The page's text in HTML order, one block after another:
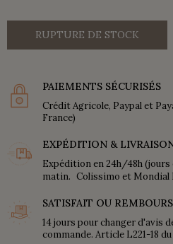
RUPTURE DE STOCK
PAIEMENTS SÉCURISÉS
Crédit Agricole, Paypal et
France)
EXPÉDITION &
Expédition en 24h/48h (jours
matin. Colissimo et Mondial
SATISFAIT OU
14 jours pour changer d'avis
commande. Article L221-18